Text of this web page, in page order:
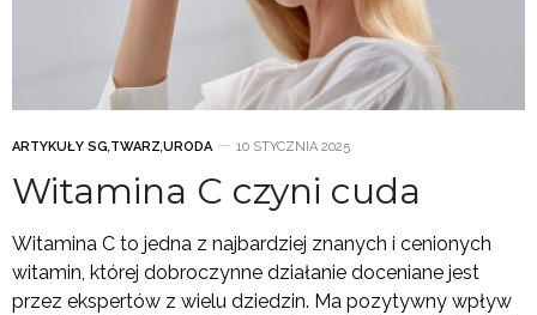
ARTYKUŁY SG,TWARZ,URODA 10 STYCZNIA 2025
Witamina C czyni cuda
Witamina C to jedna z najbardziej znanych i cenionych
witamin, której dobroczynne działanie doceniane jest
przez ekspertów z wielu dziedzin. Ma pozytywny wpływ